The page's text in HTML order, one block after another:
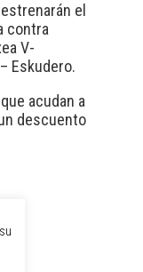
el
contra
V-
Eskudero.
acudan a
descuento